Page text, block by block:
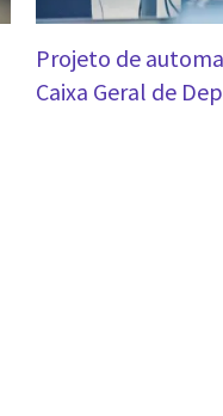
Projeto de
Caixa Geral de